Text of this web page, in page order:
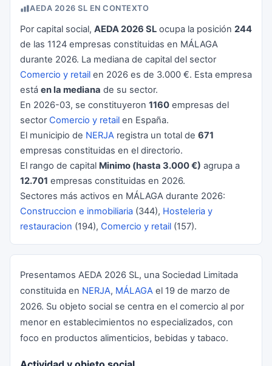
AEDA 2026 SL EN CONTEXTO
Por capital social, AEDA 2026 SL ocupa la posición 244
de las 1124 empresas constituidas en MÁLAGA
durante 2026. La mediana de capital del sector
Comercio y retail en 2026 es de 3.000 €. Esta empresa
está en la mediana de su sector.
En 2026-03, se constituyeron 1160 empresas del
sector Comercio y retail en España.
El municipio de NERJA registra un total de 671
empresas constituidas en el directorio.
El rango de capital Minimo (hasta 3.000 €) agrupa a
12.701 empresas constituidas en 2026.
Sectores más activos en MÁLAGA durante 2026:
Construccion e inmobiliaria (344), Hosteleria y
restauracion (194), Comercio y retail (157).
Presentamos AEDA 2026 SL, una Sociedad Limitada
constituida en NERJA, MÁLAGA el 19 de marzo de
2026. Su objeto social se centra en el comercio al por
menor en establecimientos no especializados, con
foco en productos alimenticios, bebidas y tabaco.